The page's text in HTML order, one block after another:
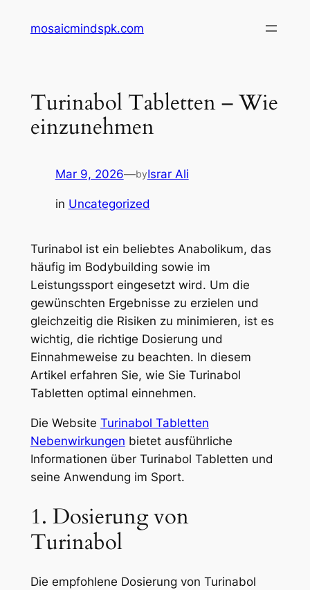
mosaicmindspk.com
Turinabol Tabletten – Wie
einzunehmen
Mar 9, 2026—byIsrar Ali
in Uncategorized
Turinabol ist ein beliebtes Anabolikum, das
häufig im Bodybuilding sowie im
Leistungssport eingesetzt wird. Um die
gewünschten Ergebnisse zu erzielen und
gleichzeitig die Risiken zu minimieren, ist es
wichtig, die richtige Dosierung und
Einnahmeweise zu beachten. In diesem
Artikel erfahren Sie, wie Sie Turinabol
Tabletten optimal einnehmen.
Die Website Turinabol Tabletten
Nebenwirkungen bietet ausführliche
Informationen über Turinabol Tabletten und
seine Anwendung im Sport.
1. Dosierung von
Turinabol
Die empfohlene Dosierung von Turinabol